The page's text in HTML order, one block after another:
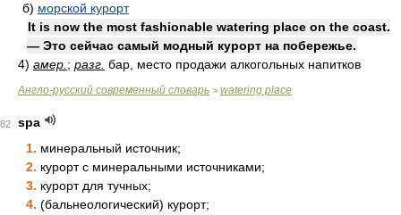
б) морской курорт
It is now the most fashionable watering place on the coast.
— Это сейчас самый модный курорт на побережье.
4) амер. ; разг. бар, место продажи алкогольных напитков
Англо-русский современный словарь > watering place
82
spa
1. минеральный источник;
2. курорт с минеральными источниками;
3. курорт для тучных;
4. (бальнеологический) курорт;